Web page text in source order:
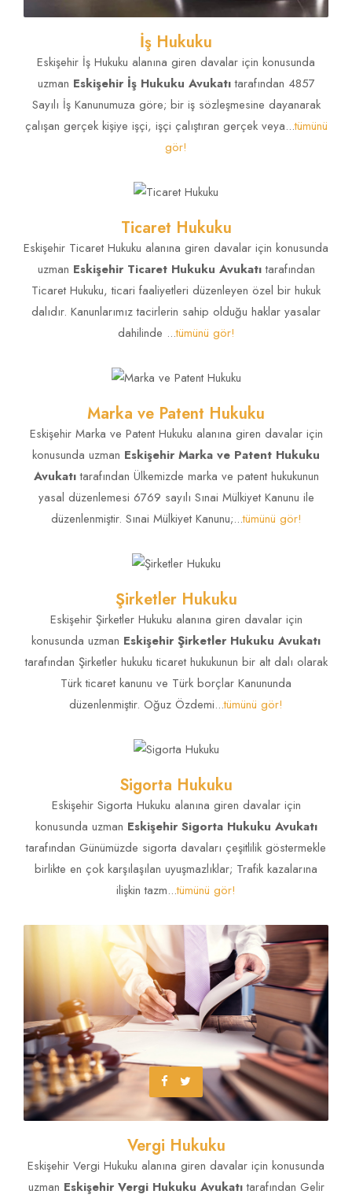
Eskişehir İcra ve İflas Hukuku Avukatı
İlamsız İcra
Takibine Nasıl
İtiraz Edebilirim ?
TÜMÜNÜ GÖR!
Eskişehir Boşanma Davaları Avukatı
yazdı!
Boşanma Davası
Nasıl Açılır Maliyeti
Nedir?
TÜMÜNÜ GÖR!
İş Hukuku
Eskişehir İş Hukuku alanına giren davalar için konusunda
uzman Eskişehir İş Hukuku Avukatıtarafından 4857
Sayılı İş Kanunumuza göre; bir iş sözleşmesine dayanarak
çalışan gerçek kişiye işçi, işçi çalıştıran gerçek veya...tümünü
gör!
Ticaret Hukuku
Eskişehir Ticaret Hukuku alanına giren davalar için konusunda
uzman Eskişehir Ticaret Hukuku Avukatıtarafından
Ticaret Hukuku, ticari faaliyetleri düzenleyen özel bir hukuk
dalıdır. Kanunlarımız tacirlerin sahip olduğu haklar yasalar
dahilinde ...tümünü gör!
Marka ve Patent Hukuku
Eskişehir Marka ve Patent Hukuku alanına giren davalar için
konusunda uzman Eskişehir Marka ve Patent Hukuku
Avukatıtarafından Ülkemizde marka ve patent hukukunun
yasal düzenlemesi 6769 sayılı Sınai Mülkiyet Kanunu ile
düzenlenmiştir. Sınai Mülkiyet Kanunu;...tümünü gör!
Şirketler Hukuku
Eskişehir Şirketler Hukuku alanına giren davalar için
konusunda uzman Eskişehir Şirketler Hukuku Avukatı
tarafından Şirketler hukuku ticaret hukukunun bir alt dalı olarak
Türk ticaret kanunu ve Türk borçlar Kanununda
düzenlenmiştir. Oğuz Özdemi...tümünü gör!
Sigorta Hukuku
Eskişehir Sigorta Hukuku alanına giren davalar için
konusunda uzman Eskişehir Sigorta Hukuku Avukatı
tarafından Günümüzde sigorta davaları çeşitlilik göstermekle
birlikte en çok karşılaşılan uyuşmazlıklar; Trafik kazalarına
ilişkin tazm...tümünü gör!
Vergi Hukuku
Eskişehir Vergi Hukuku alanına giren davalar için konusunda
uzman Eskişehir Vergi Hukuku Avukatıtarafından Gelir